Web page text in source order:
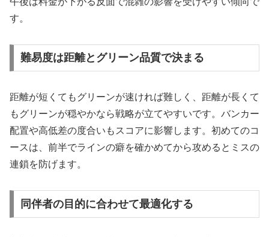
す。
難易度は距離とグリーン品質で決まる
距離が短くてもグリーンが速ければ難しく、距離が長くて
もグリーンが穏やかなら戦略が立てやすいです。バンカー
配置や高低差の度合いもスコアに影響します。初めてのコ
ースは、前半でラインの癖を確かめてから攻めるとミスの
連鎖を防げます。
同伴者の目的に合わせて最適化する